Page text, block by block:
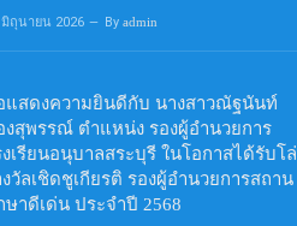
มิถุนายน 2026 By admin
แสดงความยินดีกับ นางสาวณัฐนันท์
งสุพรรณ์ ตำแหน่ง รองผู้อำนวยการ
งเรียนอนุบาลสระบุรี ในโอกาสได้รับโล่
งวัลเชิดชูเกียรติ รองผู้อำนวยการสถาน
ษาดีเด่น ประจำปี 2568